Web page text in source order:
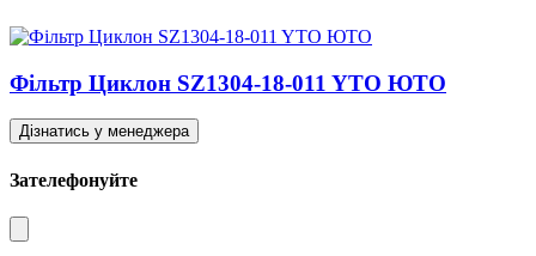
Фільтр Циклон SZ1304-18-011 YTO ЮТО
Дізнатись у менеджера
Зателефонуйте